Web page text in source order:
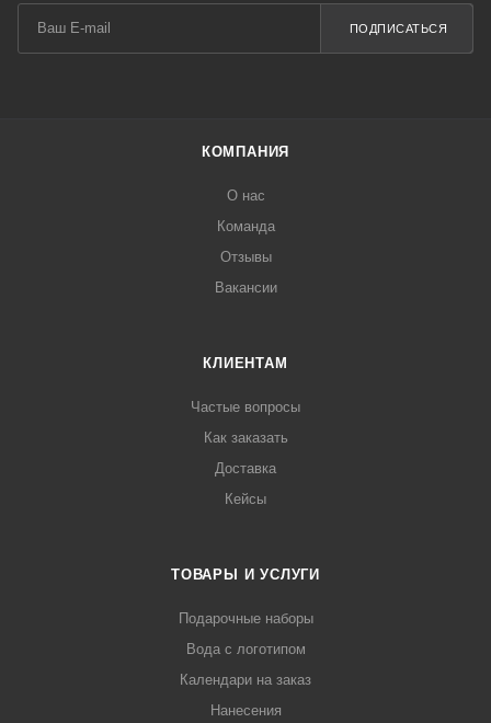
ПОДПИСАТЬСЯ
КОМПАНИЯ
О нас
Команда
Отзывы
Вакансии
КЛИЕНТАМ
Частые вопросы
Как заказать
Доставка
Кейсы
ТОВАРЫ И УСЛУГИ
Подарочные наборы
Вода с логотипом
Календари на заказ
Нанесения